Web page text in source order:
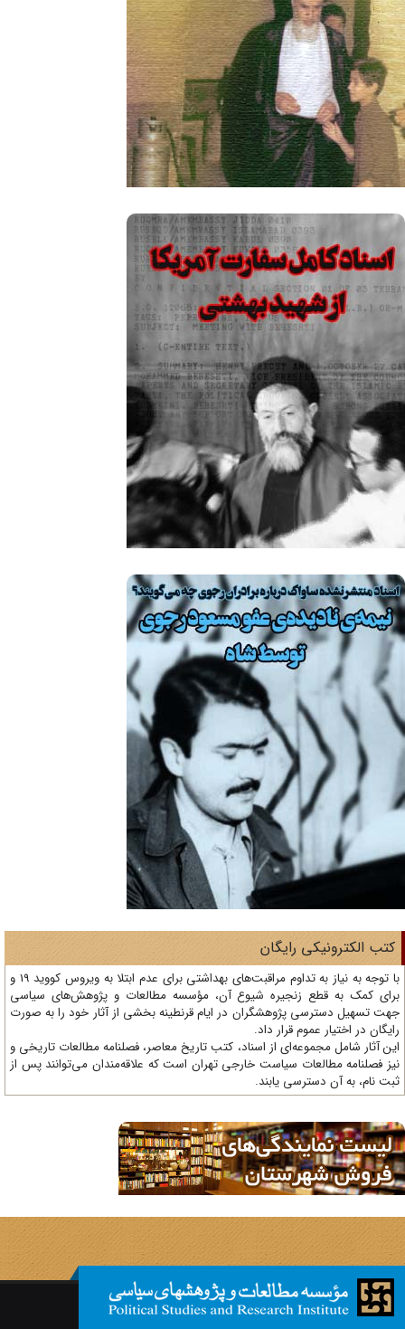
الکترونیکی رایگان
با توجه به نیاز به تداوم مراقبت‌های بهداشتی برای عدم ابتلا به ویروس کووید 19 و
کمک به قطع زنجیره شیوع آن، مؤسسه مطالعات و پژوهش‌های سیاسی
تسهیل دسترسی پژوهشگران در ایام قرنطینه بخشی از آثار خود را به صورت
در اختیار عموم قرار داد.
آثار شامل مجموعه‌ای از اسناد، کتب تاریخ معاصر، فصلنامه‌ مطالعات تاریخی و
فصلنامه مطالعات سیاست خارجی تهران است که علاقه‌مندان می‌توانند پس از
نام، به آن دسترسی یابند.